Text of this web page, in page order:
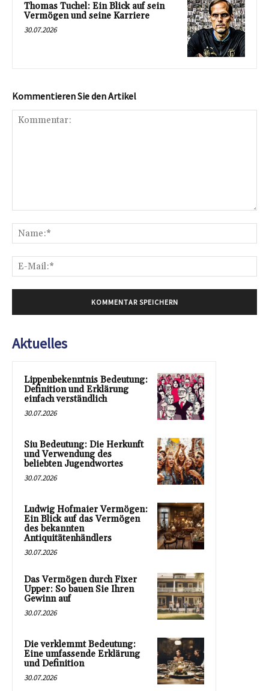
Thomas Tuchel: Ein Blick auf sein
Vermögen und seine Karriere
30.07.2026
Kommentieren Sie den Artikel
Aktuelles
Lippenbekenntnis Bedeutung:
Definition und Erklärung
einfach verständlich
30.07.2026
Siu Bedeutung: Die Herkunft
und Verwendung des
beliebten Jugendwortes
30.07.2026
Ludwig Hofmaier Vermögen:
Ein Blick auf das Vermögen
des bekannten
Antiquitätenhändlers
30.07.2026
Das Vermögen durch Fixer
Upper: So bauen Sie Ihren
Gewinn auf
30.07.2026
Die verklemmt Bedeutung:
Eine umfassende Erklärung
und Definition
30.07.2026